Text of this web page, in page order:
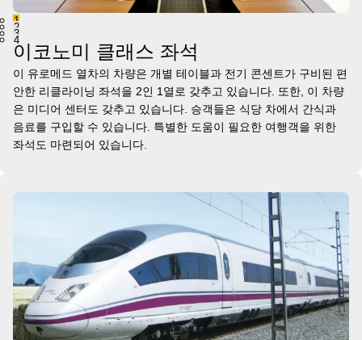
1
2
3
4
이코노미 클래스 좌석
이 유로메드 열차의 차량은 개별 테이블과 전기 콘센트가 구비된 편
안한 리클라이닝 좌석을 2인 1열로 갖추고 있습니다. 또한, 이 차량
은 미디어 센터도 갖추고 있습니다. 승객들은 식당 차에서 간식과
음료를 구입할 수 있습니다. 특별한 도움이 필요한 여행객을 위한
좌석도 마련되어 있습니다.